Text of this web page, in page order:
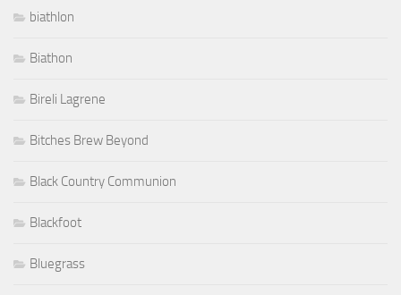
biathlon
Biathon
Bireli Lagrene
Bitches Brew Beyond
Black Country Communion
Blackfoot
Bluegrass